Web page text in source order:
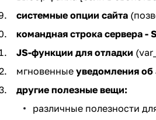
системные опции сайта
командная строка сервера -
JS-функции для отладки
мгновенные уведомления об
другие полезные вещи:
различные полезности